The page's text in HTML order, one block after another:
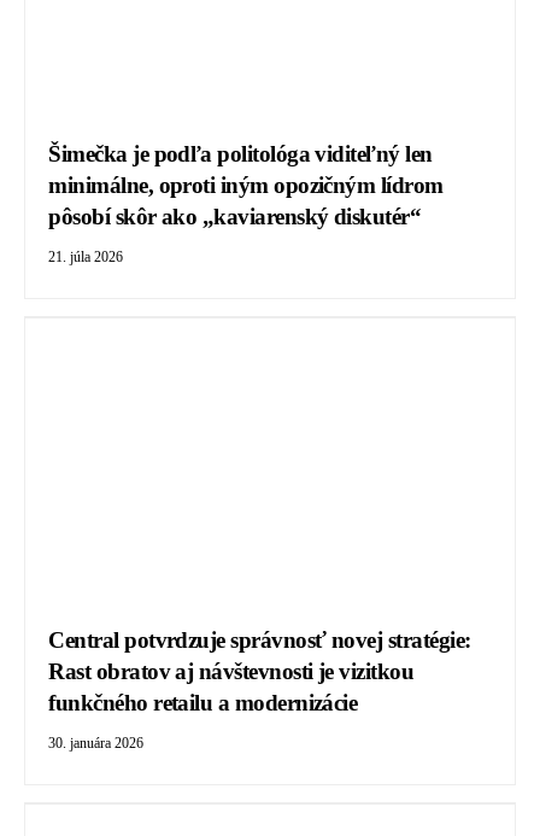
Šimečka je podľa politológa viditeľný len
minimálne, oproti iným opozičným lídrom
pôsobí skôr ako „kaviarenský diskutér“
21. júla 2026
Central potvrdzuje správnosť novej stratégie:
Rast obratov aj návštevnosti je vizitkou
funkčného retailu a modernizácie
30. januára 2026